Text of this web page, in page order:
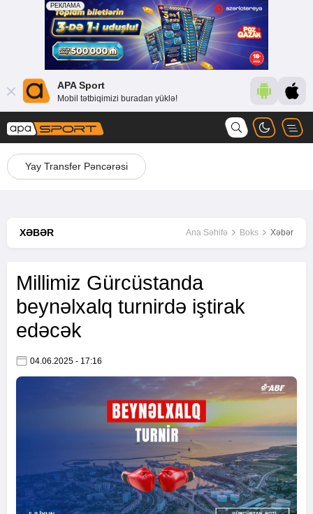
APA Sport
Mobil tətbiqimizi buradan yüklə!
Yay Transfer Pəncərəsi
XƏBƏR Ana Səhifə Boks Xəbər
Millimiz Gürcüstanda
beynəlxalq turnirdə iştirak
edəcək
04.06.2025 - 17:16